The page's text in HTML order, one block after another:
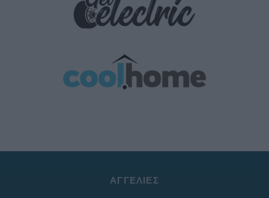
ΑΓΓΕΛΊΕΣ